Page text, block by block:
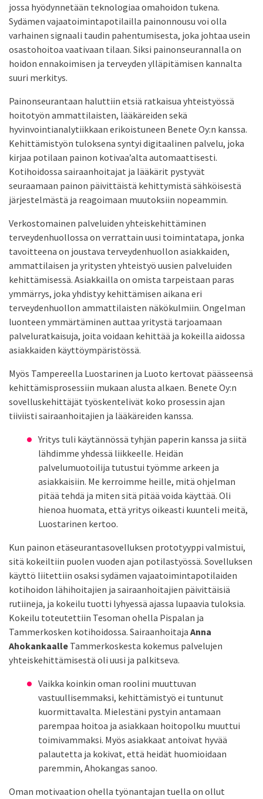
jossa hyödynnetään teknologiaa omahoidon tukena.
Sydämen vajaatoimintapotilailla painonnousu voi olla
varhainen signaali taudin pahentumisesta, joka johtaa usein
osastohoitoa vaativaan tilaan. Siksi painonseurannalla on
hoidon ennakoimisen ja terveyden ylläpitämisen kannalta
suuri merkitys.
Painonseurantaan haluttiin etsiä ratkaisua yhteistyössä
hoitotyön ammattilaisten, lääkäreiden sekä
hyvinvointianalytiikkaan erikoistuneen Benete Oy:n kanssa.
Kehittämistyön tuloksena syntyi digitaalinen palvelu, joka
kirjaa potilaan painon kotivaa’alta automaattisesti.
Kotihoidossa sairaanhoitajat ja lääkärit pystyvät
seuraamaan painon päivittäistä kehittymistä sähköisestä
järjestelmästä ja reagoimaan muutoksiin nopeammin.
Verkostomainen palveluiden yhteiskehittäminen
terveydenhuollossa on verrattain uusi toimintatapa, jonka
tavoitteena on joustava terveydenhuollon asiakkaiden,
ammattilaisen ja yritysten yhteistyö uusien palveluiden
kehittämisessä. Asiakkailla on omista tarpeistaan paras
ymmärrys, joka yhdistyy kehittämisen aikana eri
terveydenhuollon ammattilaisten näkökulmiin. Ongelman
luonteen ymmärtäminen auttaa yritystä tarjoamaan
palveluratkaisuja, joita voidaan kehittää ja kokeilla aidossa
asiakkaiden käyttöympäristössä.
Myös Tampereella Luostarinen ja Luoto kertovat päässeensä
kehittämisprosessiin mukaan alusta alkaen. Benete Oy:n
sovelluskehittäjät työskentelivät koko prosessin ajan
tiiviisti sairaanhoitajien ja lääkäreiden kanssa.
Yritys tuli käytännössä tyhjän paperin kanssa ja siitä
lähdimme yhdessä liikkeelle. Heidän
palvelumuotoilija tutustui työmme arkeen ja
asiakkaisiin. Me kerroimme heille, mitä ohjelman
pitää tehdä ja miten sitä pitää voida käyttää. Oli
hienoa huomata, että yritys oikeasti kuunteli meitä,
Luostarinen kertoo.
Kun painon etäseurantasovelluksen prototyyppi valmistui,
sitä kokeiltiin puolen vuoden ajan potilastyössä. Sovelluksen
käyttö liitettiin osaksi sydämen vajaatoimintapotilaiden
kotihoidon lähihoitajien ja sairaanhoitajien päivittäisiä
rutiineja, ja kokeilu tuotti lyhyessä ajassa lupaavia tuloksia.
Kokeilu toteutettiin Tesoman ohella Pispalan ja
Tammerkosken kotihoidossa. Sairaanhoitaja Anna
Ahokankaalle Tammerkoskesta kokemus palvelujen
yhteiskehittämisestä oli uusi ja palkitseva.
Vaikka koinkin oman roolini muuttuvan
vastuullisemmaksi, kehittämistyö ei tuntunut
kuormittavalta. Mielestäni pystyin antamaan
parempaa hoitoa ja asiakkaan hoitopolku muuttui
toimivammaksi. Myös asiakkaat antoivat hyvää
palautetta ja kokivat, että heidät huomioidaan
paremmin, Ahokangas sanoo.
Oman motivaation ohella työnantajan tuella on ollut